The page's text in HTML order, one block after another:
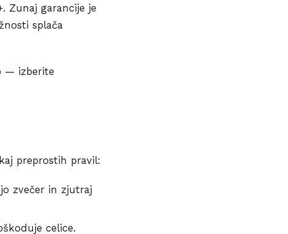
Zunaj garancije je
splača
— izberite
preprostih pravil:
zvečer in zjutraj
celice.